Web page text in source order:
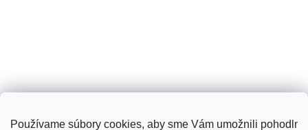
Používame súbory cookies, aby sme Vám umožnili